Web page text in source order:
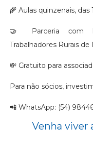
🌾 Aulas quinzenais,
🤝
Parceria com
Trabalhadores Rurais de
💸 Gratuito para
Para não sócios,
📲 WhatsApp: (54)
Venha viver